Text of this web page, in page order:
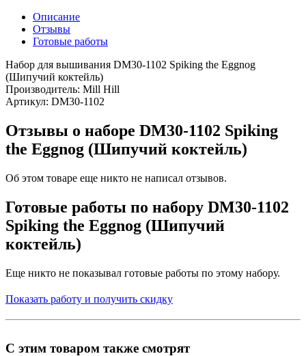
Описание
Отзывы
Готовые работы
Набор для вышивания DM30-1102 Spiking the Eggnog
(Шипучий коктейль)
Производитель: Mill Hill
Артикул: DM30-1102
Отзывы о наборе DM30-1102 Spiking
the Eggnog (Шипучий коктейль)
Об этом товаре еще никто не написал отзывов.
Готовые работы по набору DM30-1102
Spiking the Eggnog (Шипучий
коктейль)
Еще никто не показывал готовые работы по этому набору.
Показать работу и получить скидку
С этим товаром также смотрят